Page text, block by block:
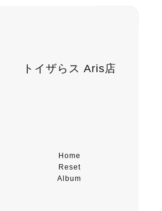
トイザらス Aris店
Home
Reset
Album